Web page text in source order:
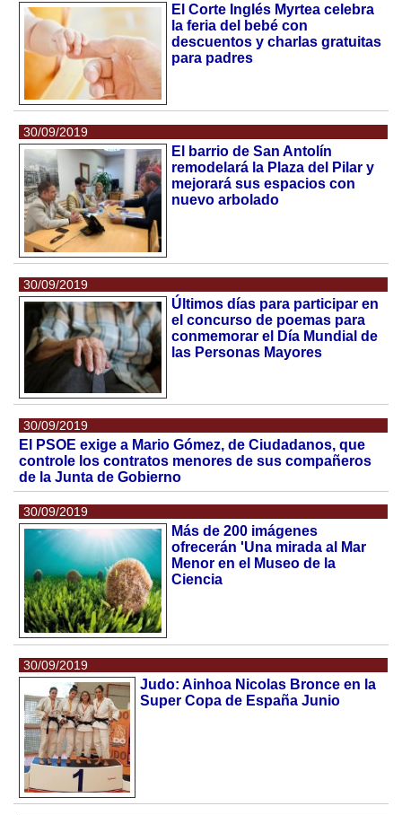
El Corte Inglés Myrtea celebra
la feria del bebé con
descuentos y charlas gratuitas
para padres
30/09/2019
El barrio de San Antolín
remodelará la Plaza del Pilar y
mejorará sus espacios con
nuevo arbolado
30/09/2019
Últimos días para participar en
el concurso de poemas para
conmemorar el Día Mundial de
las Personas Mayores
30/09/2019
El PSOE exige a Mario Gómez, de Ciudadanos, que
controle los contratos menores de sus compañeros
de la Junta de Gobierno
30/09/2019
Más de 200 imágenes
ofrecerán 'Una mirada al Mar
Menor en el Museo de la
Ciencia
30/09/2019
Judo: Ainhoa Nicolas Bronce en la
Super Copa de España Junio